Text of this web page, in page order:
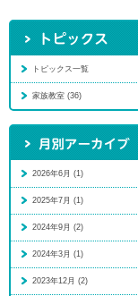
トピックス一覧
家族教室 (36)
2026年6月 (1)
2025年7月 (1)
2024年9月 (2)
2024年3月 (1)
2023年12月 (2)